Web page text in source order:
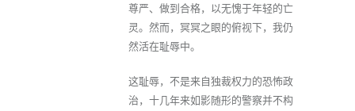
尊严、做到合格，以无愧于年轻的亡
灵。然而，冥冥之眼的俯视下，我仍
然活在耻辱中。
这耻辱，不是来自独裁权力的恐怖政
治，十几年来如影随形的警察并不构